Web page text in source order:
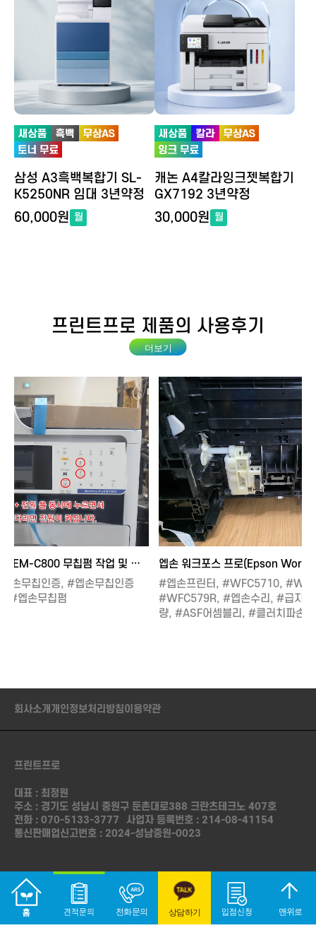
삼성 A3흑백복합기 SL-
K5250NR 임대 3년약정
60,000원 월
캐논 A4칼라잉크젯복합기
GX7192 3년약정
30,000원 월
프린트프로 제품의 사용후기
엡손 WF-C5890 및 EM-C800 무칩펌 작업 및 인증방법 안내
손무칩인증, #엡손무칩인증
, #엡손무칩펌
#엡손프린터, #WFC5710,
#WFC579R, #엡손수리, #급지
량, #ASF어셈블리, #클러치파손,
회사소개 개인정보처리방침이용약관
프린트프로
대표 : 최정원
주소 : 경기도 성남시 중원구 둔촌대로388 크란츠테크노 407호
전화 : 070-5133-3777
사업자 등록번호 : 214-08-41154
통신판매업신고번호 : 2024-성남중원-0023
Copyright © Print Pro. All Rights Reserved.